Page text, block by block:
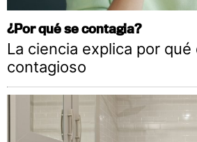
¿Por qué se contagia?
La ciencia explica por
contagioso